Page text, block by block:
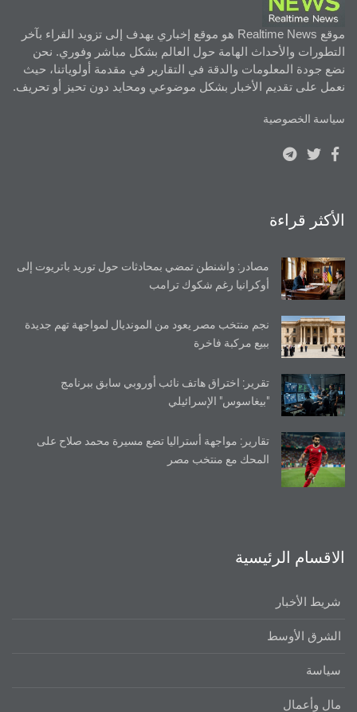
موقع Realtime News هو موقع إخباري يهدف إلى تزويد القراء بآخر
التطورات والأحداث الهامة حول العالم بشكل مباشر وفوري. نحن
نضع جودة المعلومات والدقة في التقارير في مقدمة أولوياتنا، حيث
نعمل على تقديم الأخبار بشكل موضوعي ومحايد دون تحيز أو تحريف.
سياسة الخصوصية
الأكثر قراءة
مصادر: واشنطن تمضي بمحادثات حول توريد باتريوت إلى
أوكرانيا رغم شكوك ترامب
نجم منتخب مصر يعود من المونديال لمواجهة تهم جديدة
ببيع مركبة فاخرة
تقرير: اختراق هاتف نائب أوروبي سابق ببرنامج
"بيغاسوس" الإسرائيلي
تقارير: مواجهة أستراليا تضع مسيرة محمد صلاح على
المحك مع منتخب مصر
الاقسام الرئيسية
شريط الأخبار
الشرق الأوسط
سياسة
مال وأعمال